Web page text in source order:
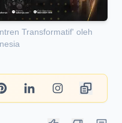
Transformatif' oleh